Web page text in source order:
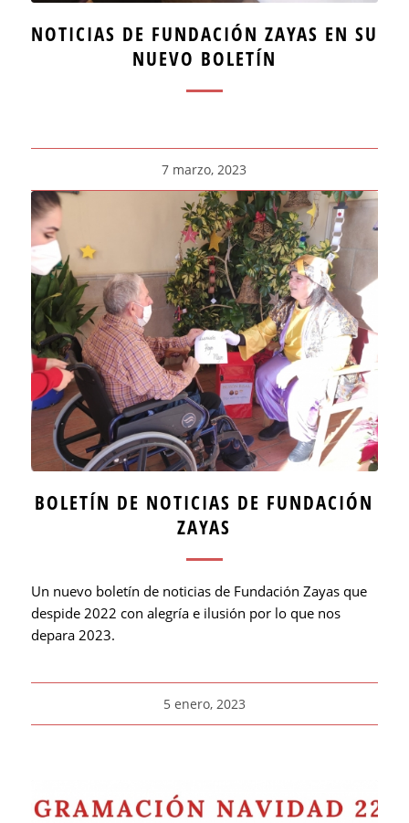
NOTICIAS DE FUNDACIÓN ZAYAS EN SU
NUEVO BOLETÍN
7 marzo, 2023
BOLETÍN DE NOTICIAS DE FUNDACIÓN
ZAYAS
Un nuevo boletín de noticias de Fundación Zayas que
despide 2022 con alegría e ilusión por lo que nos
depara 2023.
5 enero, 2023